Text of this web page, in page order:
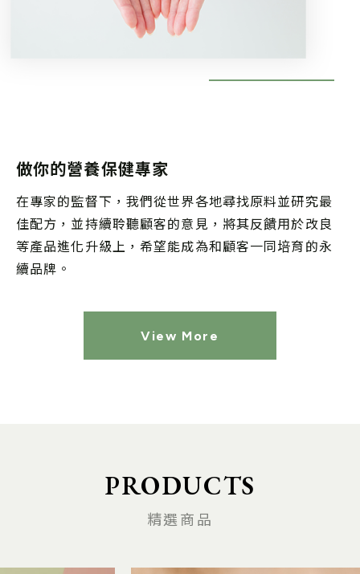
做你的營養保健專家
在專家的監督下，我們從世界各地尋找原料並研究最
佳配方，並持續聆聽顧客的意見，將其反饋用於改良
等產品進化升級上，希望能成為和顧客一同培育的永
續品牌。
View More
PRODUCTS
精選商品